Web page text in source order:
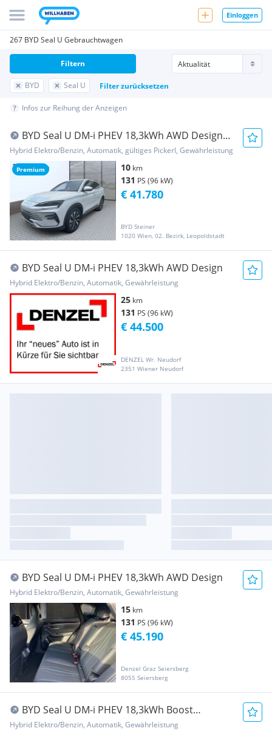
Einloggen
267 BYD Seal U Gebrauchtwagen
BYD Seal U Filter zurücksetzen
Filtern
Infos zur Reihung der Anzeigen
Premium
BYD Seal U DM-i PHEV 18,3kWh AWD Design
Österreich ...
Hybrid Elektro/Benzin, Automatik, gültiges Pickerl, Gewährleistung
10 km
131 PS (96 kW)
BYD Steiner
1020 Wien, 02. Bezirk, Leopoldstadt
€ 41.780
BYD Seal U DM-i PHEV 18,3kWh AWD Design
Hybrid Elektro/Benzin, Automatik, Gewährleistung
25 km
131 PS (96 kW)
DENZEL Wr. Neudorf
2351 Wiener Neudorf
€ 44.500
BYD Seal U DM-i PHEV 18,3kWh AWD Design
Hybrid Elektro/Benzin, Automatik, Gewährleistung
15 km
131 PS (96 kW)
Denzel Graz Seiersberg
8055 Seiersberg
€ 45.190
BYD Seal U DM-i PHEV 18,3kWh Boost
Österreich Paket
Hybrid Elektro/Benzin, Automatik, Gewährleistung